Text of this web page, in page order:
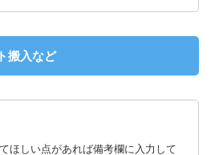
搬入など
ほしい点があれば備考欄に入力して